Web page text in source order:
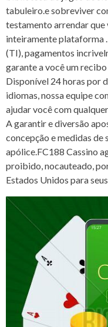
tabuleiro.e sobreviver
testamento arrendar
inteiramente plataforma
(TI), pagamentos
garante a você um recibo
Disponível 24 horas por
idiomas, nossa equipe
ajudar você com
A garantir e diversão
concepção e medidas de
apólice.FC188 Cassino
proibido, nocauteado,
Estados Unidos para